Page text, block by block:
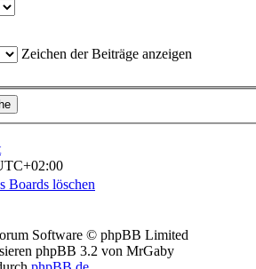
Zeichen der Beiträge anzeigen
Boards löschen
Software © phpBB Limited
phpBB 3.2 von MrGaby